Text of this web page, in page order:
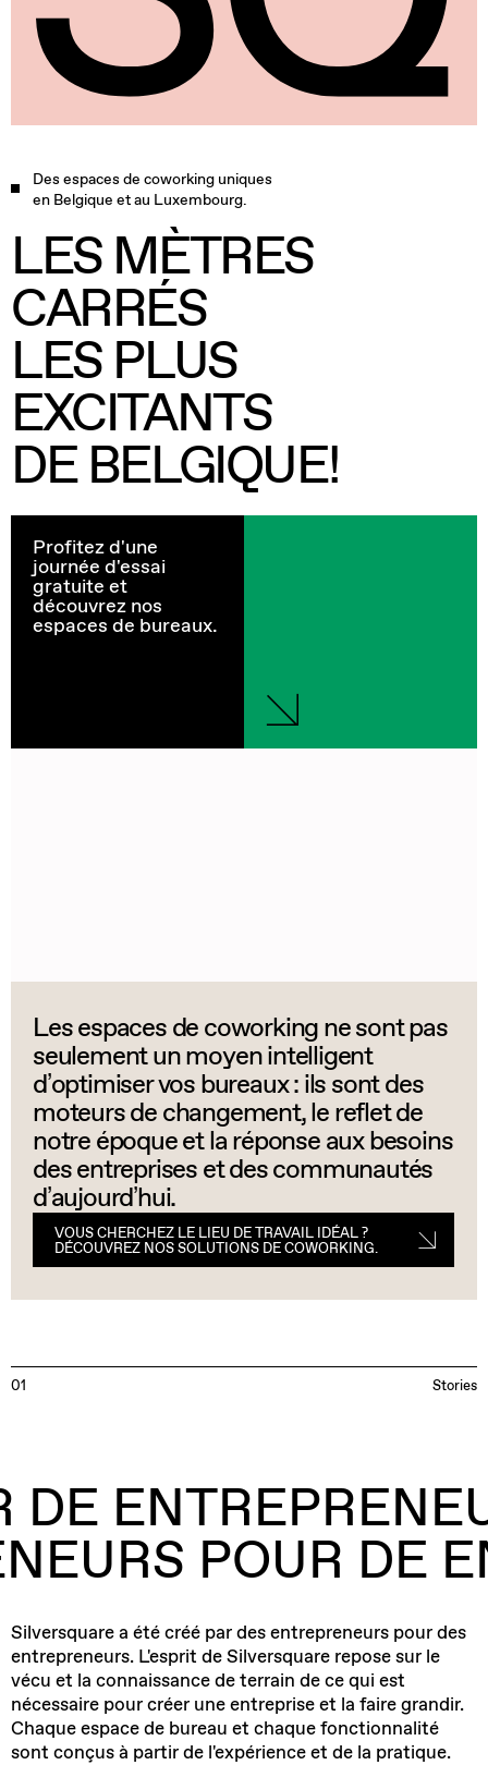
Des espaces de coworking uniques
en Belgique et au Luxembourg.
LES MÈTRES
CARRÉS
LES PLUS
EXCITANTS
DE BELGIQUE!
Les espaces de coworking ne sont pas
seulement un moyen intelligent
d’optimiser vos bureaux : ils sont des
moteurs de changement, le reflet de
notre époque et la réponse aux besoins
des entreprises et des communautés
d’aujourd’hui.
VOUS CHERCHEZ LE LIEU DE TRAVAIL IDÉAL ?
DÉCOUVREZ NOS SOLUTIONS DE COWORKING.
Profitez d'une
journée d'essai
gratuite et
découvrez nos
espaces de bureaux.
01 Stories
DE
POUR DE
Silversquare a été créé par des entrepreneurs pour des
entrepreneurs. L'esprit de Silversquare repose sur le
vécu et la connaissance de terrain de ce qui est
nécessaire pour créer une entreprise et la faire grandir.
Chaque espace de bureau et chaque fonctionnalité
sont conçus à partir de l'expérience et de la pratique.